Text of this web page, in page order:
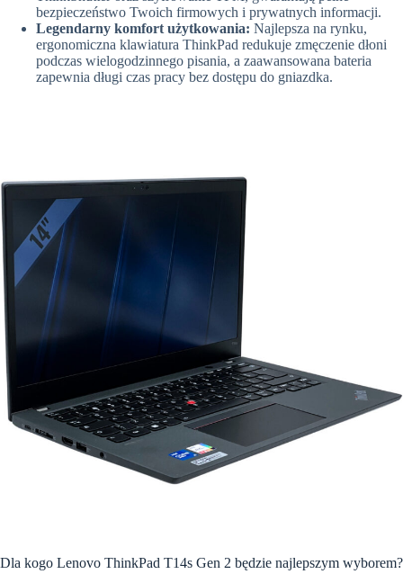
bezpieczeństwo Twoich firmowych i prywatnych informacji.
Legendarny komfort użytkowania: Najlepsza na rynku,
ergonomiczna klawiatura ThinkPad redukuje zmęczenie dłoni
podczas wielogodzinnego pisania, a zaawansowana bateria
zapewnia długi czas pracy bez dostępu do gniazdka.
Dla kogo Lenovo ThinkPad T14s Gen 2 będzie najlepszym wyborem?